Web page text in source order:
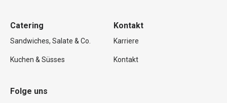
Catering
Sandwiches, Salate & Co.
Kuchen & Süsses
Kontakt
Karriere
Kontakt
Folge uns